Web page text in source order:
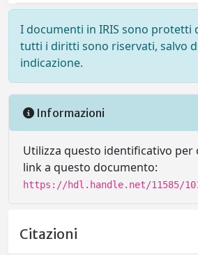
I documenti in IRIS sono protetti
tutti i diritti sono riservati, salvo
indicazione.
Informazioni
Utilizza questo identificativo per
link a questo documento:
https://hdl.handle.net/11585/
Citazioni